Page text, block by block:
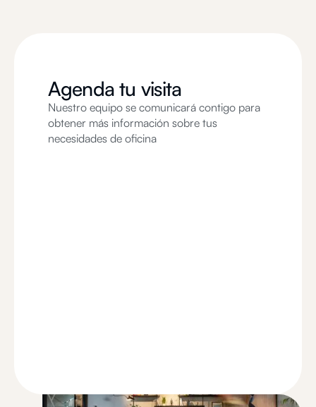
Agenda tu visita
Nuestro equipo se comunicará contigo para
obtener más información sobre tus
necesidades de oficina